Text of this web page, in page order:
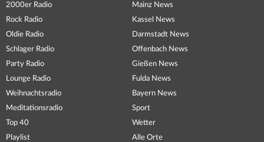
2000er Radio
Rock Radio
Oldie Radio
Schlager Radio
Party Radio
Lounge Radio
Weihnachtsradio
Meditationsradio
Top 40
Playlist
Mainz News
Kassel News
Darmstadt News
Offenbach News
Gießen News
Fulda News
Bayern News
Sport
Wetter
Alle Orte